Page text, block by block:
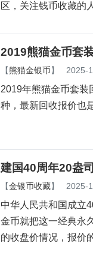
区，关注钱币收藏的
2019熊猫金币套
【熊猫金银币】 2025-
2019年熊猫金币套装
种，最新回收报价也
建国40周年20盎
【金银币收藏】 2025-
中华人民共和国成立
金币就把这一经典永
的收盘价情况，报价